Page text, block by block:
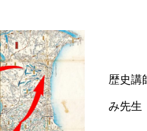
歴史講
み先生